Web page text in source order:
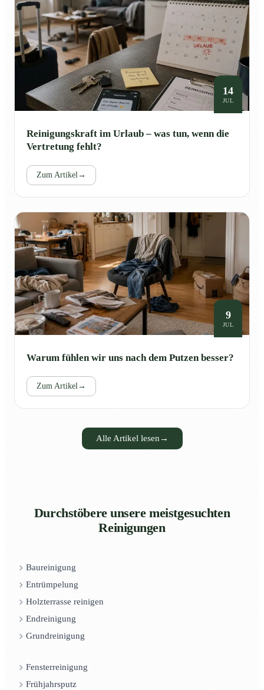
14
JUL
Reinigungskraft im Urlaub – was tun, wenn die
Vertretung fehlt?
Zum Artikel→
9
JUL
Warum fühlen wir uns nach dem Putzen besser?
Zum Artikel→
Alle Artikel lesen →
Durchstöbere unsere meistgesuchten
Reinigungen
Baureinigung
Entrümpelung
Holzterrasse reinigen
Endreinigung
Grundreinigung
Fensterreinigung
Frühjahrsputz